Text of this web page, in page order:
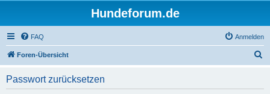
Hundeforum.de
FAQ Anmelden
Foren-Übersicht
Passwort zurücksetzen